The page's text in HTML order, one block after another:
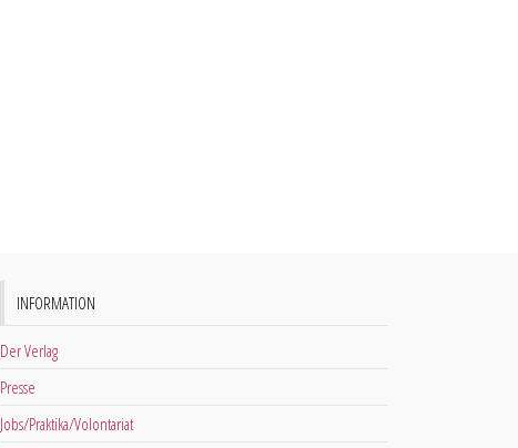
INFORMATION
Der Verlag
Presse
Jobs/Praktika/Volontariat